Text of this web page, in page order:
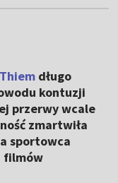
długo
kontuzji
przerwy wcale
zmartwiła
sportowca
filmów